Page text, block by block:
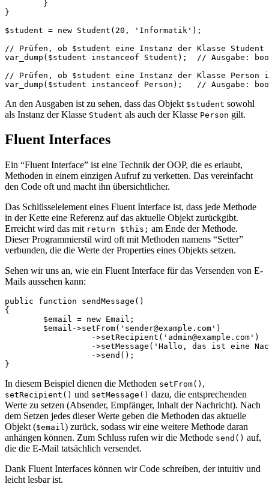
}
$student = new Student(20, 'Informatik');
// Prüfen, ob $student eine Instanz der Klasse
var_dump($student instanceof Student);  // Ausgabe:
// Prüfen, ob $student eine Instanz der Klasse Person
An den Ausgaben ist zu sehen, dass das Objekt $student sowohl
als Instanz der Klasse Student als auch der Klasse Person gilt.
Fluent Interfaces
Ein “Fluent Interface” ist eine Technik der OOP, die es erlaubt,
Methoden in einem einzigen Aufruf zu verketten. Das vereinfacht
den Code oft und macht ihn übersichtlicher.
Das Schlüsselelement eines Fluent Interface ist, dass jede Methode
in der Kette eine Referenz auf das aktuelle Objekt zurückgibt.
Erreicht wird das mit return $this; am Ende der Methode.
Dieser Programmierstil wird oft mit Methoden namens “Setter”
verbunden, die die Werte der Properties eines Objekts setzen.
Sehen wir uns an, wie ein Fluent Interface für das Versenden von E-
Mails aussehen kann:
public function sendMessage()
{
In diesem Beispiel dienen die Methoden setFrom() ,
setRecipient() und setMessage() dazu, die entsprechenden
Werte zu setzen (Absender, Empfänger, Inhalt der Nachricht). Nach
dem Setzen jedes dieser Werte geben die Methoden das aktuelle
Objekt ($email) zurück, sodass wir eine weitere Methode daran
anhängen können. Zum Schluss rufen wir die Methode send() auf,
die die E-Mail tatsächlich versendet.
Dank Fluent Interfaces können wir Code schreiben, der intuitiv und
leicht lesbar ist.